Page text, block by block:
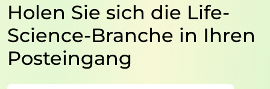
Holen Sie sich die Life-
Science-Branche in Ihren
Posteingang